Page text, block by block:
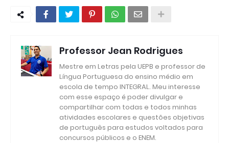
Professor Jean Rodrigues
Mestre em Letras pela UEPB e professor de
Língua Portuguesa do ensino médio em
escola de tempo INTEGRAL. Meu interesse
com esse espaço é poder divulgar e
compartilhar com todas e todos minhas
atividades escolares e questões objetivas
de português para estudos voltados para
concursos públicos e o ENEM.